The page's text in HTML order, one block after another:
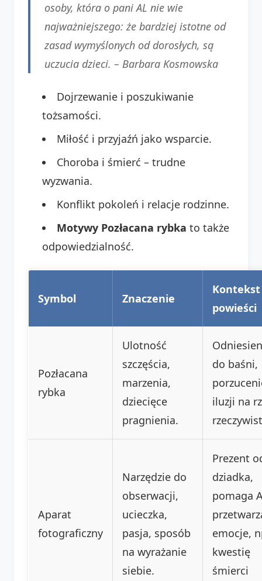
osoby, która o pani AL nie wie
najważniejszego: że bardziej istotne od
zasad wymyślonych od dorosłych, są
uczucia dzieci. – Barbara Kosmowska
Dojrzewanie i poszukiwanie
tożsamości.
Miłość i przyjaźń jako wsparcie.
Choroba i śmierć – trudne
wyzwania.
Konflikt pokoleń i relacje rodzinne.
Motywy Pozłacana rybka to także
odpowiedzialność.
Symbol Znaczenie
powieści
Pozłacana
rybka
Ulotność
szczęścia,
marzenia,
dziecięce
pragnienia.
do baśni,
iluzji na
Aparat
fotograficzny
Narzędzie do
obserwacji,
ucieczka,
pasja, sposób
na wyrażanie
siebie.
Prezent
dziadka,
pomaga
emocje,
kwestię
śmierci